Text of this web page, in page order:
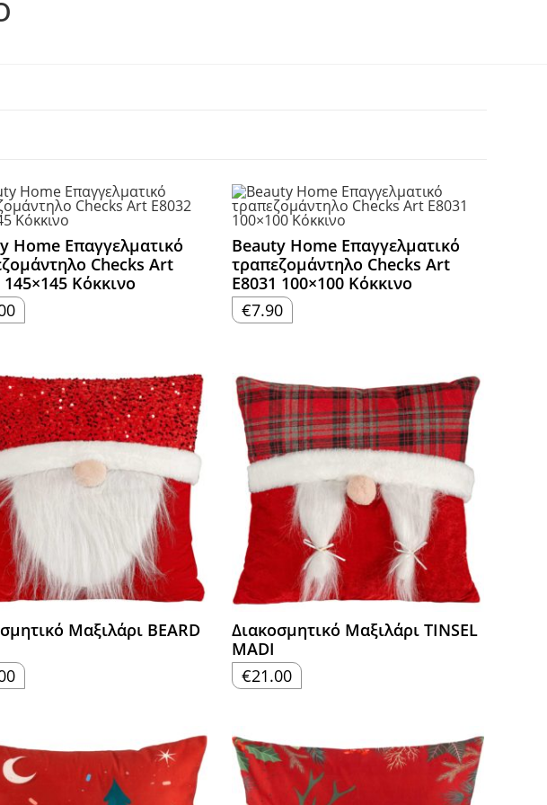
Home Επαγγελματικό
Checks Art
145×145 Κόκκινο
Beauty Home Επαγγελματικό
τραπεζομάντηλο Checks Art
Ε8031 100×100 Κόκκινο
€7.90
Μαξιλάρι BEARD
Διακοσμητικό Μαξιλάρι TINSEL
MADI
€21.00